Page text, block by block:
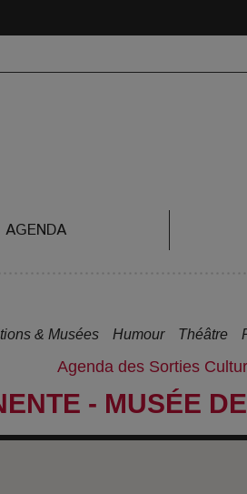
AGENDA
& Musées Humour Théâtre
Agenda des Sorties
- MUSÉE